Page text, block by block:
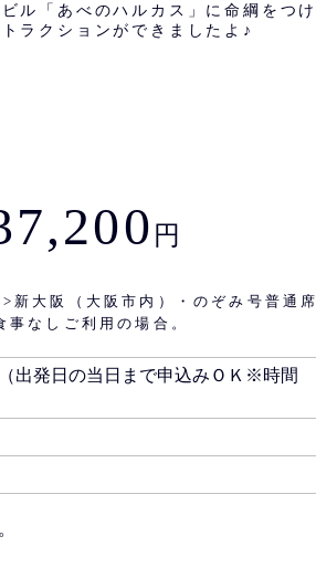
ル「あべのハルカス」に命綱をつけ
ラクションができましたよ♪
円
大阪（大阪市内）・のぞみ号普通席
なしご利用の場合。
出発日の当日まで申込みＯＫ※時間